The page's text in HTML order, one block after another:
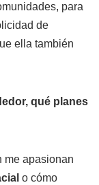
para
de
ella también
qué planes
me apasionan
o cómo